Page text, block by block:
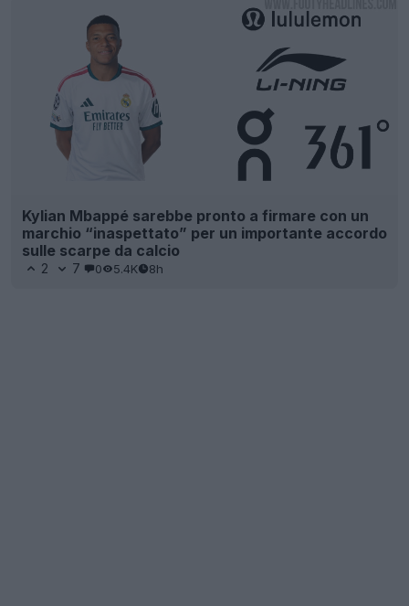
Kylian Mbappé sarebbe pronto a firmare con un
marchio “inaspettato” per un importante accordo
sulle scarpe da calcio
2 7 0 5.4K 8h